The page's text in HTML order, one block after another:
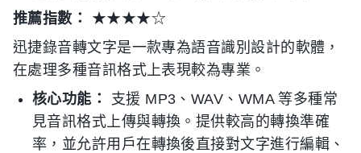
推薦指數：
★★★★☆
迅捷錄音轉文字是一款專為語音識別設計的軟體，
在處理多種音訊格式上表現較為專業。
核心功能：
支援 MP3、WAV、WMA 等多種常
見音訊格式上傳與轉換。提供較高的轉換準確
率，並允許用戶在轉換後直接對文字進行編輯、